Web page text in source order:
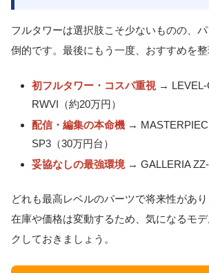
フルタワーは選択肢こそ少ないものの、
倒的です。最後にもう一度、おすすめを整
初フルタワー・コスパ重視 → LEVEL-
RWVI（約20万円）
配信・編集の本命機 →
SP3（30万円台）
妥協なしの最強環境→ GALLERIA ZZ-
どれも最高レベルのパーツで将来性があり
在庫や価格は変動するため、気になるモ
クしておきましょう。